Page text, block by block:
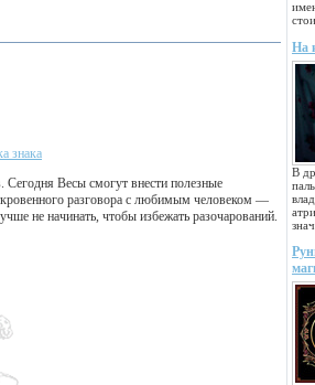
На
В
знака
Весы смогут внести полезные
разговора с любимым человеком —
не начинать, чтобы избежать разочарований.